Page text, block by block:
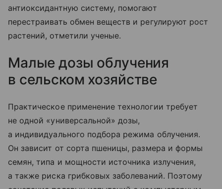
антиоксидантную систему, помогают
перестраивать обмен веществ и регулируют рост
растений, отметили ученые.
Малые дозы облучения
в сельском хозяйстве
Практическое применение технологии требует
не одной «универсальной» дозы,
а индивидуального подбора режима облучения.
Он зависит от сорта пшеницы, размера и формы
семян, типа и мощности источника излучения,
а также риска грибковых заболеваний. Поэтому